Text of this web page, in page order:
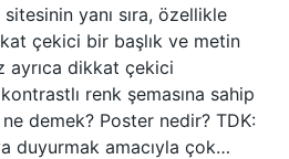
yanı sıra, özellikle
çekici bir başlık ve metin
ayrıca dikkat çekici
renk şemasına sahip
ne demek? Poster nedir? TDK:
duyurmak amacıyla çok…